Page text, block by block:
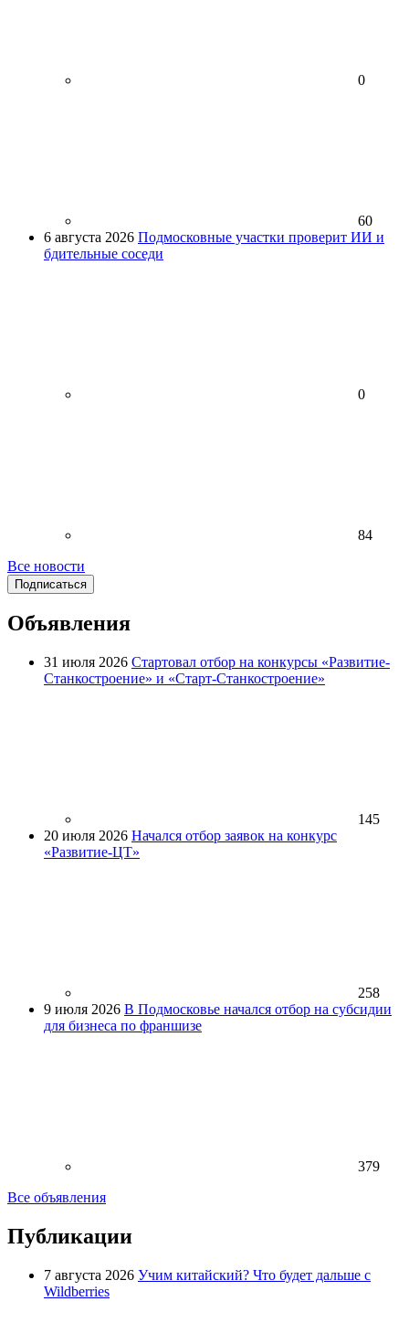
0
60
6 августа 2026 Подмосковные участки проверит ИИ и
бдительные соседи
0
84
Все новости
Подписаться
Объявления
31 июля 2026 Стартовал отбор на конкурсы «Развитие-
Станкостроение» и «Старт-Станкостроение»
145
20 июля 2026 Начался отбор заявок на конкурс
«Развитие-ЦТ»
258
9 июля 2026 В Подмосковье начался отбор на субсидии
для бизнеса по франшизе
379
Все объявления
Публикации
7 августа 2026 Учим китайский? Что будет дальше с
Wildberries